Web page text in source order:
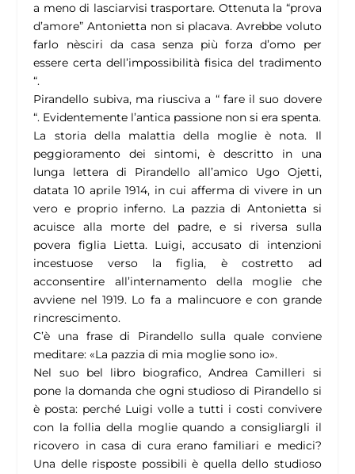
a meno di lasciarvisi trasportare. Ottenuta la “prova
d’amore” Antonietta non si placava. Avrebbe voluto
farlo nèsciri da casa senza più forza d’omo per
essere certa dell’impossibilità fisica del tradimento
“.
Pirandello subiva, ma riusciva a “ fare il suo dovere
“. Evidentemente l’antica passione non si era spenta.
La storia della malattia della moglie è nota. Il
peggioramento dei sintomi, è descritto in una
lunga lettera di Pirandello all’amico Ugo Ojetti,
datata 10 aprile 1914, in cui afferma di vivere in un
vero e proprio inferno. La pazzia di Antonietta si
acuisce alla morte del padre, e si riversa sulla
povera figlia Lietta. Luigi, accusato di intenzioni
incestuose verso la figlia, è costretto ad
acconsentire all’internamento della moglie che
avviene nel 1919. Lo fa a malincuore e con grande
rincrescimento.
C’è una frase di Pirandello sulla quale conviene
meditare: «La pazzia di mia moglie sono io».
Nel suo bel libro biografico, Andrea Camilleri si
pone la domanda che ogni studioso di Pirandello si
è posta: perché Luigi volle a tutti i costi convivere
con la follia della moglie quando a consigliargli il
ricovero in casa di cura erano familiari e medici?
Una delle risposte possibili è quella dello studioso